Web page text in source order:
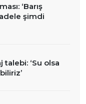
‘Barış
şimdi
‘Su olsa